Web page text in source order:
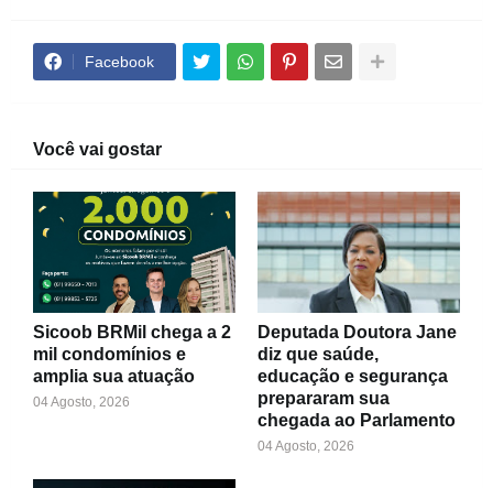
Facebook
Você vai gostar
Sicoob BRMil chega a 2
mil condomínios e
amplia sua atuação
04 Agosto, 2026
Deputada Doutora Jane
diz que saúde,
educação e segurança
prepararam sua
chegada ao Parlamento
04 Agosto, 2026